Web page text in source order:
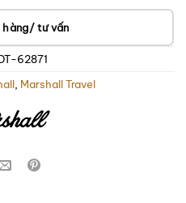
tư vấn
62871
, Marshall Travel